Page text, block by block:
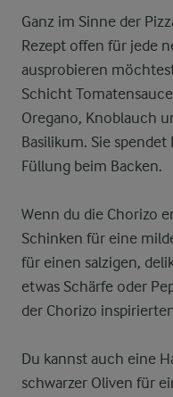
Ganz im Sinne der
Rezept offen für jede
ausprobieren
Schicht
Oregano, Knoblauch
Basilikum. Sie
Füllung beim Backen.
Wenn du die Chorizo
Schinken für eine
für einen salzigen,
etwas Schärfe oder
der Chorizo
Du kannst auch eine
schwarzer Oliven für